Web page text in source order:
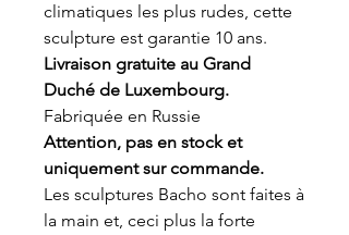
climatiques les plus rudes, cette
sculpture est garantie 10 ans.
Livraison gratuite au Grand
Duché de Luxembourg.
Fabriquée en Russie
Attention, pas en stock et
uniquement sur commande.
Les sculptures Bacho sont faites à
la main et, ceci plus la forte